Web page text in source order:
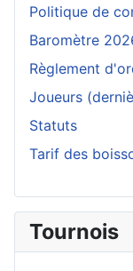
Politique de
Baromètre
Règlement
Joueurs
Statuts
Tarif des
Tournois